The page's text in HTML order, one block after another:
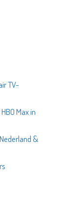
TV-
Max in
&